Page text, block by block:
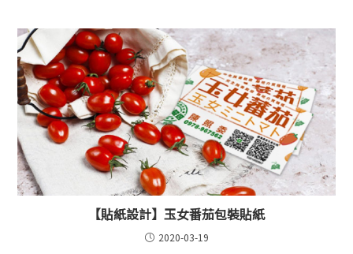
【貼紙設計】玉女番茄包裝貼紙
2020-03-19